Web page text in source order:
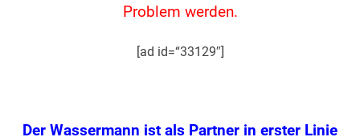
Problem werden.
[ad id=“33129″]
Der Wassermann ist als Partner in erster Linie